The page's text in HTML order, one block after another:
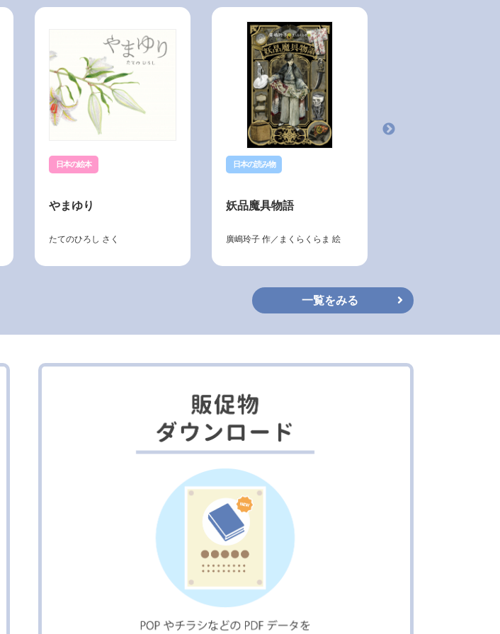
日本の絵本
やまゆり
たてのひろし さく
日本の読み物
妖品魔具物語
廣嶋玲子 作／ まくらくらま 絵
一覧をみる